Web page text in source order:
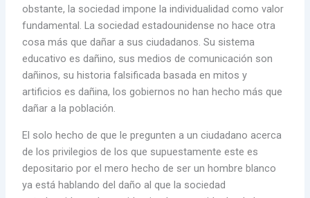
obstante, la sociedad impone la individualidad como valor
fundamental. La sociedad estadounidense no hace otra
cosa más que dañar a sus ciudadanos. Su sistema
educativo es dañino, sus medios de comunicación son
dañinos, su historia falsificada basada en mitos y
artificios es dañina, los gobiernos no han hecho más que
dañar a la población.
El solo hecho de que le pregunten a un ciudadano acerca
de los privilegios de los que supuestamente este es
depositario por el mero hecho de ser un hombre blanco
ya está hablando del daño al que la sociedad